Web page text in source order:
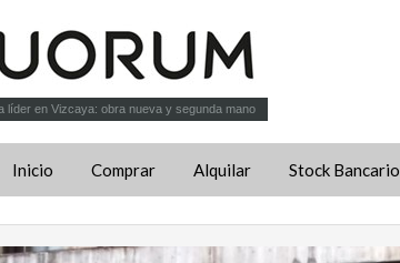
líder en Vizcaya: obra nueva y segunda mano
Inicio Comprar Alquilar Stock Bancario